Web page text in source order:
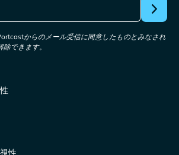
からのメール受信に同意したものとみなされ
できます。
性